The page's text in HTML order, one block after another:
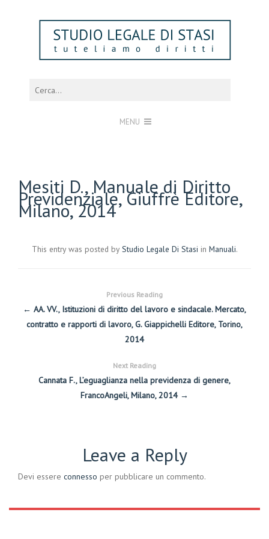
MENU
Mesiti D., Manuale di Diritto
Previdenziale, Giuffrè Editore,
Milano, 2014
This entry was posted by Studio Legale Di Stasi in Manuali.
Previous Reading
← AA. VV., Istituzioni di diritto del lavoro e sindacale. Mercato,
contratto e rapporti di lavoro, G. Giappichelli Editore, Torino,
2014
Next Reading
Cannata F., L’eguaglianza nella previdenza di genere,
FrancoAngeli, Milano, 2014 →
Leave a Reply
Devi essere connesso per pubblicare un commento.